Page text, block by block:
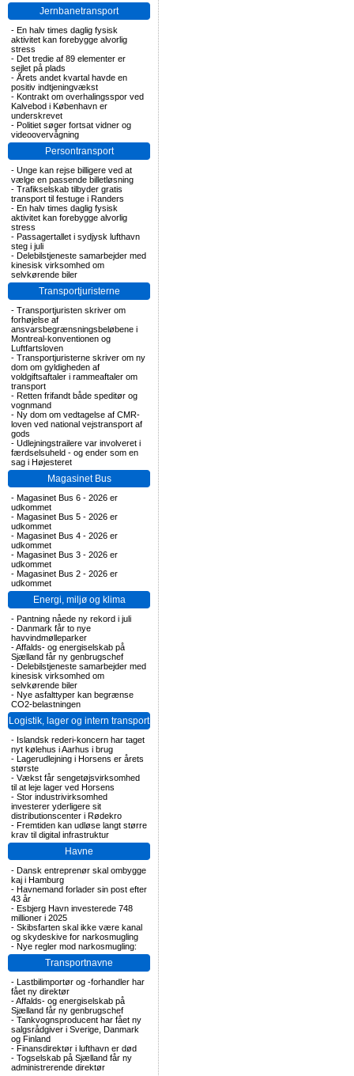
Jernbanetransport
- En halv times daglig fysisk
aktivitet kan forebygge alvorlig
stress
- Det tredie af 89 elementer er
sejlet på plads
- Årets andet kvartal havde en
positiv indtjeningvækst
- Kontrakt om overhalingsspor ved
Kalvebod i København er
underskrevet
- Politiet søger fortsat vidner og
videoovervågning
Persontransport
- Unge kan rejse billigere ved at
vælge en passende billetløsning
- Trafikselskab tilbyder gratis
transport til festuge i Randers
- En halv times daglig fysisk
aktivitet kan forebygge alvorlig
stress
- Passagertallet i sydjysk lufthavn
steg i juli
- Delebilstjeneste samarbejder med
kinesisk virksomhed om
selvkørende biler
Transportjuristerne
- Transportjuristen skriver om
forhøjelse af
ansvarsbegrænsningsbeløbene i
Montreal-konventionen og
Luftfartsloven
- Transportjuristerne skriver om ny
dom om gyldigheden af
voldgiftsaftaler i rammeaftaler om
transport
- Retten frifandt både speditør og
vognmand
- Ny dom om vedtagelse af CMR-
loven ved national vejstransport af
gods
- Udlejningstrailere var involveret i
færdselsuheld - og ender som en
sag i Højesteret
Magasinet Bus
- Magasinet Bus 6 - 2026 er
udkommet
- Magasinet Bus 5 - 2026 er
udkommet
- Magasinet Bus 4 - 2026 er
udkommet
- Magasinet Bus 3 - 2026 er
udkommet
- Magasinet Bus 2 - 2026 er
udkommet
Energi, miljø og klima
- Pantning nåede ny rekord i juli
- Danmark får to nye
havvindmølleparker
-Affalds- og energiselskab på
Sjælland får ny genbrugschef
- Delebilstjeneste samarbejder med
kinesisk virksomhed om
selvkørende biler
- Nye asfalttyper kan begrænse
CO2-belastningen
Logistik, lager og intern transport
- Islandsk rederi-koncern har taget
nyt kølehus i Aarhus i brug
- Lagerudlejning i Horsens er årets
største
- Vækst får sengetøjsvirksomhed
til at leje lager ved Horsens
- Stor industrivirksomhed
investerer yderligere sit
distributionscenter i Rødekro
- Fremtiden kan udløse langt større
krav til digital infrastruktur
Havne
- Dansk entreprenør skal ombygge
kaj i Hamburg
- Havnemand forlader sin post efter
43 år
- Esbjerg Havn investerede 748
millioner i 2025
- Skibsfarten skal ikke være kanal
og skydeskive for narkosmugling
- Nye regler mod narkosmugling:
Transportnavne
- Lastbilimportør og -forhandler har
fået ny direktør
-Affalds- og energiselskab på
Sjælland får ny genbrugschef
- Tankvognsproducent har fået ny
salgsrådgiver i Sverige, Danmark
og Finland
- Finansdirektør i lufthavn er død
- Togselskab på Sjælland får ny
administrerende direktør